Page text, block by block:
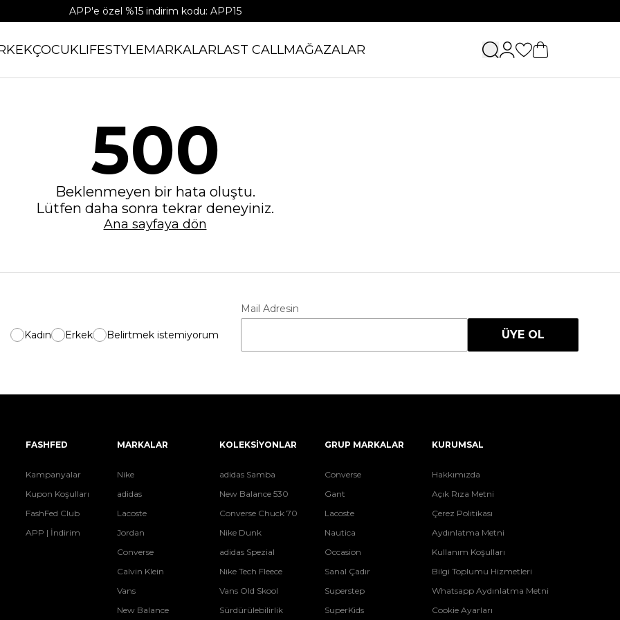
APP'e özel %15 indirim kodu: APP15
ÇOCUKLIFESTYLEMARKALARLAST CALLMAĞAZALAR
500
Beklenmeyen bir hata oluştu.
Lütfen daha sonra tekrar deneyiniz.
Ana sayfaya dön
Kadın Erkek Belirtmek istemiyorum
Mail Adresin
ÜYE OL
FASHFED
Kampanyalar
Kupon Koşulları
FashFed Club
APP | İndirim
MARKALAR
Nike
adidas
Lacoste
Jordan
Converse
Calvin Klein
Vans
New Balance
KOLEKSİYONLAR
adidas Samba
New Balance 530
Converse Chuck 70
Nike Dunk
adidas Spezial
Nike Tech Fleece
Vans Old Skool
Sürdürülebilirlik
GRUP MARKALAR
Converse
Gant
Lacoste
Nautica
Occasion
Sanal Çadır
Superstep
SuperKids
KURUMSAL
Hakkımızda
Açık Rıza Metni
Çerez Politikası
Aydınlatma Metni
Kullanım Koşulları
Bilgi Toplumu Hizmetleri
Whatsapp Aydınlatma Metni
Cookie Ayarları